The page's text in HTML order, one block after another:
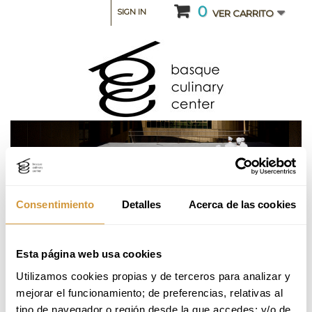
Consentimiento Detalles Acerca de las cookies
Esta página web usa cookies
Utilizamos cookies propias y de terceros para analizar y
mejorar el funcionamiento; de preferencias, relativas al
tipo de navegador o región desde la que accedes; y/o de
0 VER CARRITO
SIGN IN
TÉRMINOS Y CONDICIONES
NORMA 1
Lorem ipsum dolor sit amet conse ctetur adipisicing elit, sed do
eiusmod tempor incididunt ut labore et dolore magna aliqua. Ut enim ad